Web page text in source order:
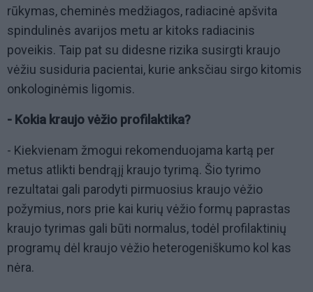
rūkymas, cheminės medžiagos, radiacinė apšvita
spindulinės avarijos metu ar kitoks radiacinis
poveikis. Taip pat su didesne rizika susirgti kraujo
vėžiu susiduria pacientai, kurie anksčiau sirgo kitomis
onkologinėmis ligomis.
- Kokia kraujo vėžio profilaktika?
- Kiekvienam žmogui rekomenduojama kartą per
metus atlikti bendrąjį kraujo tyrimą. Šio tyrimo
rezultatai gali parodyti pirmuosius kraujo vėžio
požymius, nors prie kai kurių vėžio formų paprastas
kraujo tyrimas gali būti normalus, todėl profilaktinių
programų dėl kraujo vėžio heterogeniškumo kol kas
nėra.